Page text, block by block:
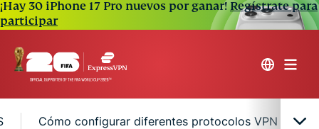
¡Hay 30 iPhone 17 Pro nuevos por ganar!Regístrate para
participar
Cómo configurar diferentes protocolos VPN en el